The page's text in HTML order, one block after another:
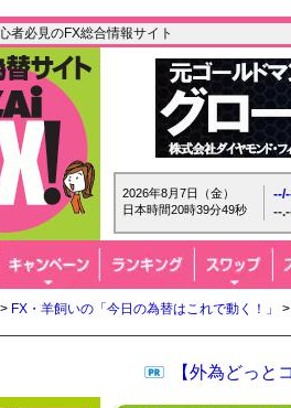
者必見のFX総合情報サイト
2026年8月7日（金）
日本時間20時39分51秒
--
FX・羊飼いの「今日の為替はこれで動く！」
【外為どっと